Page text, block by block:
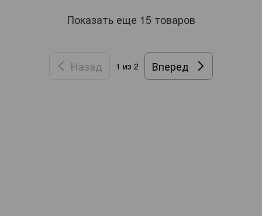
Показать еще 15 товаров
Назад 1 из 2 Вперед